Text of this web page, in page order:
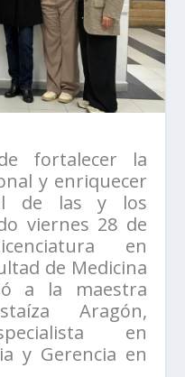
fortalecer la
y enriquecer
de las y los
viernes 28 de
en
de Medicina
a la maestra
Aragón,
en
y Gerencia en